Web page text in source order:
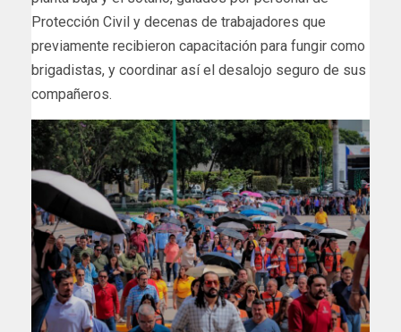
Protección Civil y decenas de trabajadores que
previamente recibieron capacitación para fungir como
brigadistas, y coordinar así el desalojo seguro de sus
compañeros.